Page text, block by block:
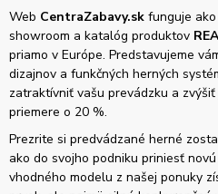
Web CentraZabavy.sk funguje
showroom a katalóg produktov
priamo v Európe. Predstavujeme
dizajnov a funkčných herných
zatraktívniť vašu prevádzku a
priemere o 20 %.
Prezrite si predvádzané herné
ako do svojho podniku priniesť
vhodného modelu z našej ponuky